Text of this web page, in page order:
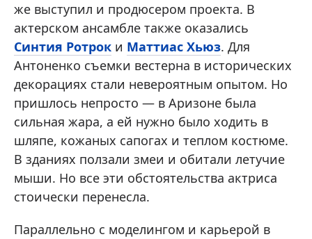
же выступил и продюсером проекта. В
актерском ансамбле также оказались
Синтия Ротрок и Маттиас Хьюз. Для
Антоненко съемки вестерна в исторических
декорациях стали невероятным опытом. Но
пришлось непросто — в Аризоне была
сильная жара, а ей нужно было ходить в
шляпе, кожаных сапогах и теплом костюме.
В зданиях ползали змеи и обитали летучие
мыши. Но все эти обстоятельства актриса
стоически перенесла.
Параллельно с моделингом и карьерой в